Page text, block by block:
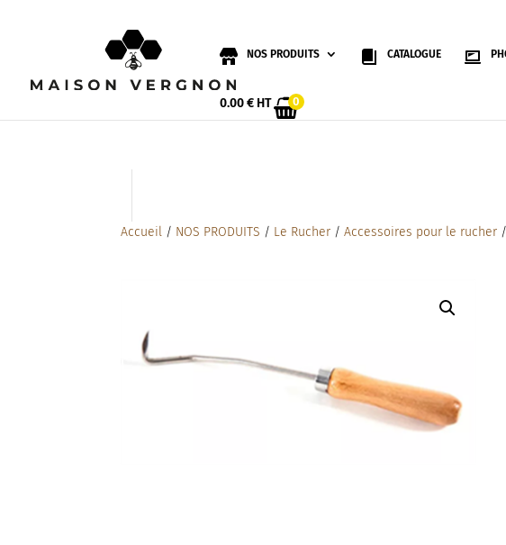
NOS PRODUITS CATALOGUE
0.00€ HT 0
Accueil / NOS PRODUITS / Le Rucher /Accessoires pour le rucher